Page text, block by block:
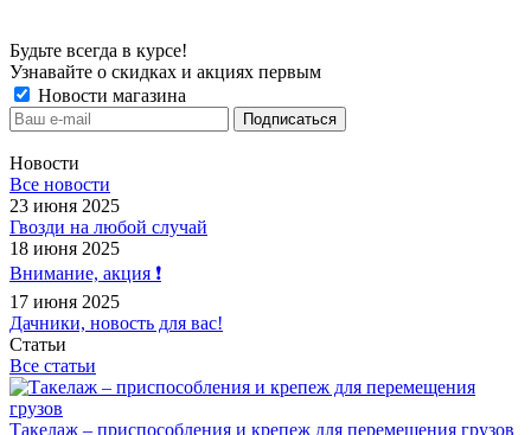
Будьте всегда в курсе!
Узнавайте о скидках и акциях первым
Новости магазина
Новости
Все новости
23 июня 2025
Гвозди на любой случай
18 июня 2025
Внимание, акция ❗️
17 июня 2025
Дачники, новость для вас!
Статьи
Все статьи
Такелаж – приспособления и крепеж для перемещения грузов